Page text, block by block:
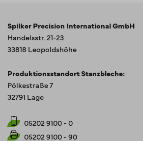
Spilker Precision International GmbH
Handelsstr. 21-23
33818 Leopoldshöhe
Produktionsstandort Stanzbleche:
Pölkestraße 7
32791 Lage
05202 9100 - 0
05202 9100 - 90